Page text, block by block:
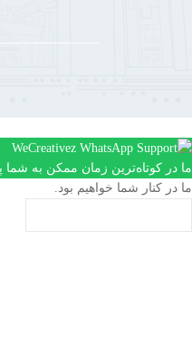
ما در کوتاه‌ترین زمان ممکن به
ما در کنار شما خواهیم بود.